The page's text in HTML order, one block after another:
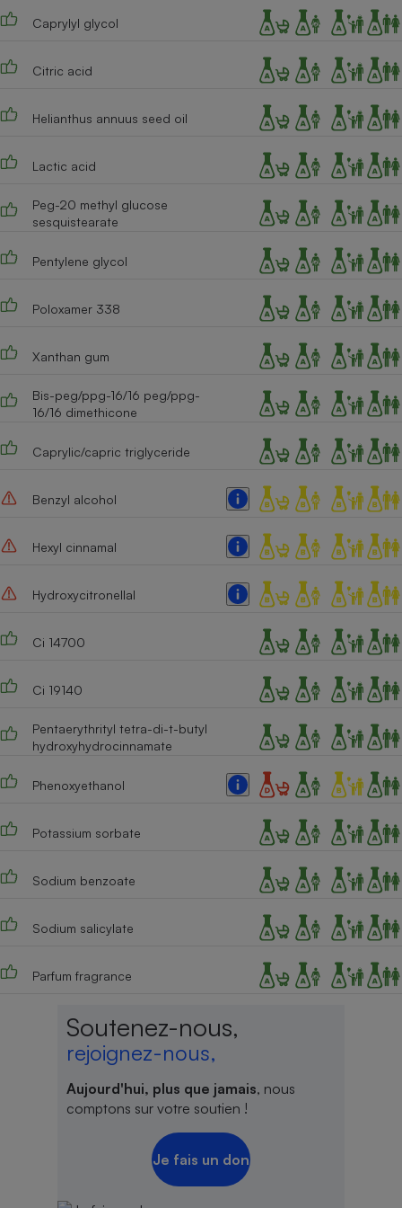
Caprylyl glycol
Citric acid
Helianthus annuus seed oil
Lactic acid
Peg-20 methyl glucose
sesquistearate
Pentylene glycol
Poloxamer 338
Xanthan gum
Bis-peg/ppg-16/16 peg/ppg-
16/16 dimethicone
Caprylic/capric triglyceride
Benzyl alcohol
Hexyl cinnamal
Hydroxycitronellal
Ci 14700
Ci 19140
Pentaerythrityl tetra-di-t-butyl
hydroxyhydrocinnamate
Phenoxyethanol
Potassium sorbate
Sodium benzoate
Sodium salicylate
Parfum fragrance
Soutenez-nous,
rejoignez-nous,
Aujourd'hui, plus que jamais, nous
comptons sur votre soutien !
Je fais un don